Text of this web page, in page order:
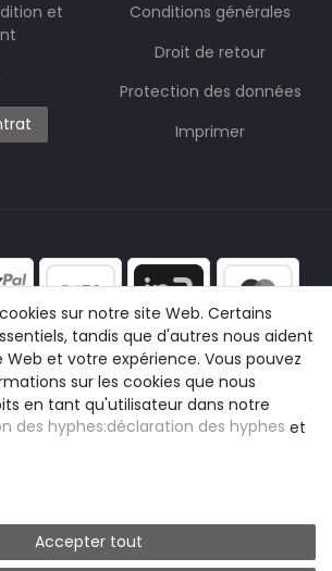
et
Conditions générales
Droit de retour
Protection des données
Imprimer
sur notre site Web. Certains
tandis que d'autres nous aident
et votre expérience. Vous pouvez
sur les cookies que nous
en tant qu'utilisateur dans notre
des hyphes:déclaration des hyphes et
Accepter tout